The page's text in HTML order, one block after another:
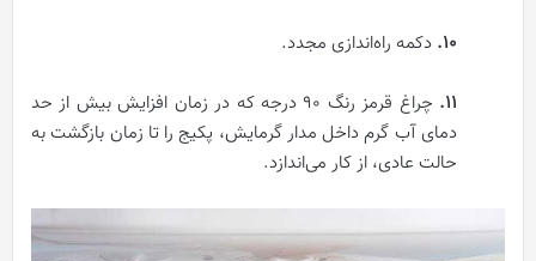
۱۰. دکمه راه‌اندازی مجدد.
۱۱.
چراغ قرمز رنگ 90 درجه که در زمان افزایش بیش از حد
دمای آب گرم داخل مدار گرمایش، پکیج را تا زمان بازگشت به
حالت عادی، از کار می‌اندازد.